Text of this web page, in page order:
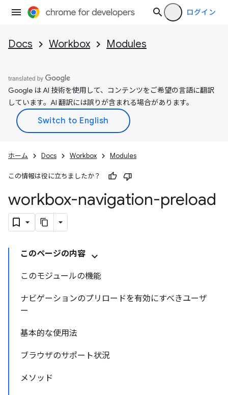
ログイン
Docs Workbox Modules
Google は AI 技術を使用して、コンテンツをご希望の言語に翻訳
しています。AI 翻訳には誤りが含まれる場合があります。
ホーム Docs Workbox Modules
この情報は役に立ちましたか？
workbox-navigation-preload
このページの内容
このモジュールの機能
ナビゲーションのプリロードを有効にすべきユーザ
ー
基本的な使用法
ブラウザのサポート状況
メソッド